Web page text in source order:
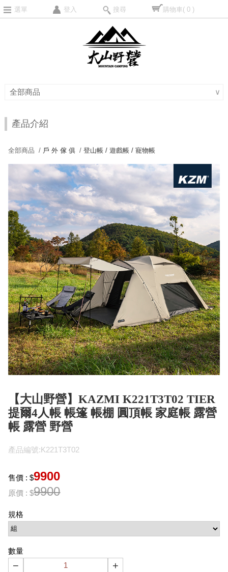
選單 登入 搜尋 購物車( 0 )
全部商品 ∨
產品介紹
全部商品 / 戶 外 傢 俱 /登山帳 / 遊戲帳 / 寵物帳
【大山野營】KAZMI K221T3T02 TIER
提爾4人帳 帳篷 帳棚 圓頂帳 家庭帳 露營
帳 露營 野營
產品編號:K221T3T02
售價 : $9900
原價 : $9900
規格
數量
− +